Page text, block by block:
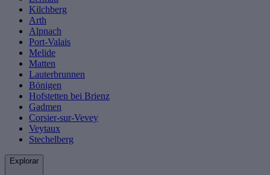
Kilchberg
Arth
Alpnach
Port-Valais
Melide
Matten
Lauterbrunnen
Bönigen
Hofstetten bei Brienz
Gadmen
Corsier-sur-Vevey
Veytaux
Stechelberg
Explorar